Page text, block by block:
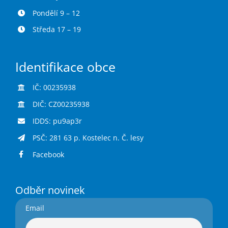
Pondělí 9 – 12
Středa 17 – 19
Identifikace obce
IČ: 00235938
DIČ: CZ00235938
IDDS: pu9ap3r
PSČ: 281 63 p. Kostelec n. Č. lesy
Facebook
Odběr novinek
Email